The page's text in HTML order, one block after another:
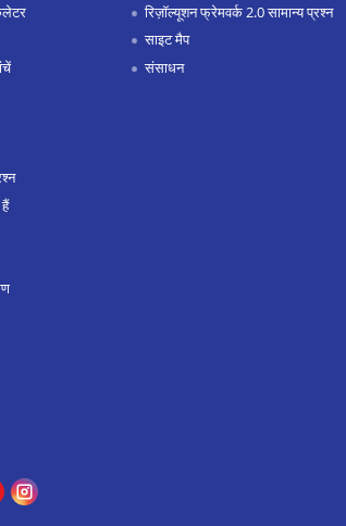
रिज़ॉल्यूशन फ्रेमवर्क 2.0 सामान्य प्रश्न
साइट मैप
संसाधन